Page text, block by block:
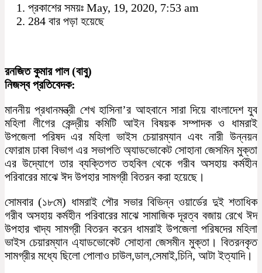
প্রকাশের সময়ঃ May, 19, 2020, 7:53 am
284 বার পড়া হয়েছে
রনজিত কুমার পাল (বাবু)
নিজস্ব প্রতিবেদক:
মাননীয় প্রধানমন্ত্রী শেখ হাসিনা’র আহবানে সারা দিয়ে বাংলাদেশ যুব
মহিলা লীগের কেন্দ্রীয় কমিটি আইন বিষয়ক সম্পাদক ও ধামরাই
উপজেলা পরিষদ এর মহিলা ভাইস চেয়ারম্যান এবং নারী উন্নয়ন
ফোরাম ঢাকা বিভাগ এর সভাপতি অ্যাডভোকেট সোহানা জেসমিন মুক্তা
এর উদ্যোগে তার ব্যক্তিগত তহবিল থেকে গরীব অসহায় কর্মহীন
পরিবারের মাঝে ঈদ উপহার সামগ্রী বিতরন করা হয়েছে।
সোমবার (১৮মে) ধামরাই পৌর সভার বিভিন্ন ওয়ার্ডের দুই শতাধিক
গরীব অসহায় কর্মহীন পরিবারের মাঝে সামাজিক দূরত্ব বজায় রেখে ঈদ
উপহার খাদ্য সামগ্রী বিতরন করেন ধামরাই উপজেলা পরিষদের মহিলা
ভাইস চেয়ারম্যান এ্যাডভোকেট সোহানা জেসমীন মুক্তা। বিতরনকৃত
সামগ্রীর মধ্যে ছিলো পোলাও চাউল,ডাল,সেমাই,চিনি, আটা ইত্যাদি।